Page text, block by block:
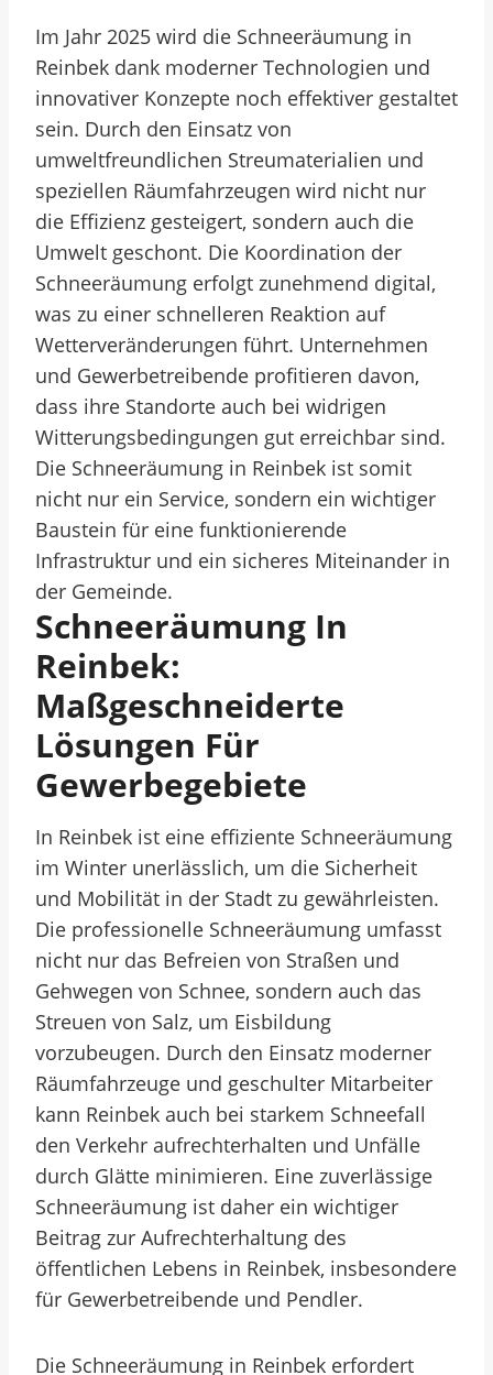
Im Jahr 2025 wird die Schneeräumung in
Reinbek dank moderner Technologien und
innovativer Konzepte noch effektiver gestaltet
sein. Durch den Einsatz von
umweltfreundlichen Streumaterialien und
speziellen Räumfahrzeugen wird nicht nur
die Effizienz gesteigert, sondern auch die
Umwelt geschont. Die Koordination der
Schneeräumung erfolgt zunehmend digital,
was zu einer schnelleren Reaktion auf
Wetterveränderungen führt. Unternehmen
und Gewerbetreibende profitieren davon,
dass ihre Standorte auch bei widrigen
Witterungsbedingungen gut erreichbar sind.
Die Schneeräumung in Reinbek ist somit
nicht nur ein Service, sondern ein wichtiger
Baustein für eine funktionierende
Infrastruktur und ein sicheres Miteinander in
der Gemeinde.
Schneeräumung In
Reinbek:
Maßgeschneiderte
Lösungen Für
Gewerbegebiete
In Reinbek ist eine effiziente Schneeräumung
im Winter unerlässlich, um die Sicherheit
und Mobilität in der Stadt zu gewährleisten.
Die professionelle Schneeräumung umfasst
nicht nur das Befreien von Straßen und
Gehwegen von Schnee, sondern auch das
Streuen von Salz, um Eisbildung
vorzubeugen. Durch den Einsatz moderner
Räumfahrzeuge und geschulter Mitarbeiter
kann Reinbek auch bei starkem Schneefall
den Verkehr aufrechterhalten und Unfälle
durch Glätte minimieren. Eine zuverlässige
Schneeräumung ist daher ein wichtiger
Beitrag zur Aufrechterhaltung des
öffentlichen Lebens in Reinbek, insbesondere
für Gewerbetreibende und Pendler.
Die Schneeräumung in Reinbek erfordert